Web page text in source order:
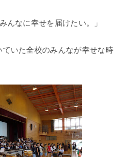
んなに幸せを届けたい。」
いた全校のみんなが幸せな時